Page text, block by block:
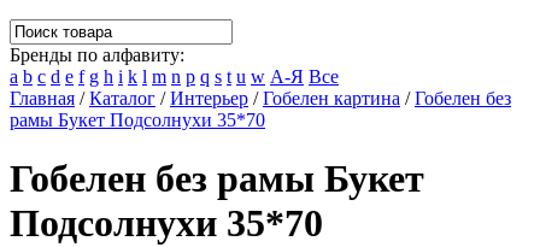
Бренды по алфавиту:
a b c d e f g h i k l m n p q s t u w А-Я Все
Главная /Каталог /Интерьер /Гобелен картина /Гобелен без
рамы Букет Подсолнухи 35*70
Гобелен без рамы Букет
Подсолнухи 35*70